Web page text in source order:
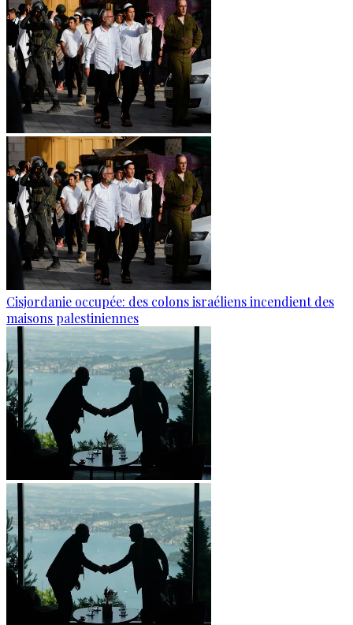
Cisjordanie occupée: des colons israéliens incendient des
maisons palestiniennes